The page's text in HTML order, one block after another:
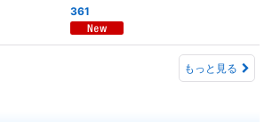
361
もっと見る